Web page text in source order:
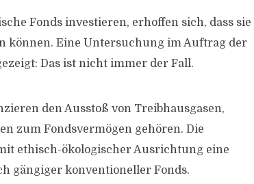
Fonds investieren, erhoffen sich, dass sie
können. Eine Untersuchung im Auftrag der
Das ist nicht immer der Fall.
den Ausstoß von Treibhausgasen,
zum Fondsvermögen gehören. Die
ethisch-ökologischer Ausrichtung eine
gängiger konventioneller Fonds.